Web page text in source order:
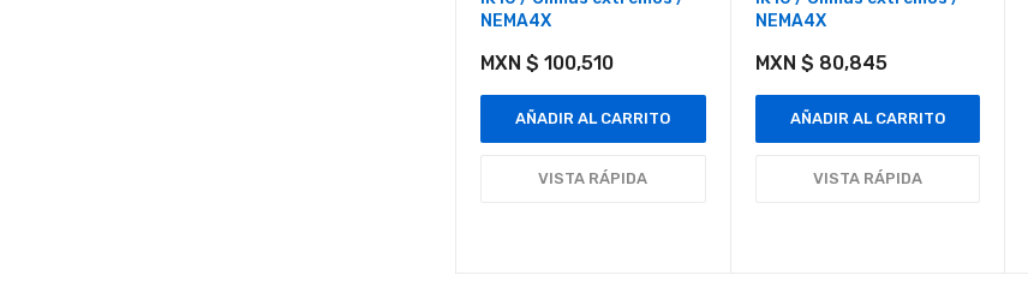
NEMA4X
MXN $ 100,510
AÑADIR AL CARRITO
VISTA RÁPIDA
NEMA4X
MXN $ 80,845
AÑADIR AL CARRITO
VISTA RÁPIDA